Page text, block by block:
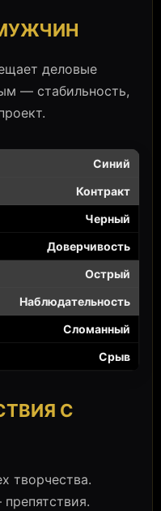
деловые
— стабильность,
Синий
Контракт
Черный
Доверчивость
Острый
Наблюдательность
Сломанный
Срыв
С
творчества.